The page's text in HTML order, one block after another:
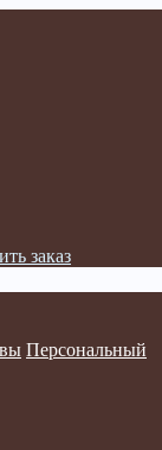
заказ
Персональный